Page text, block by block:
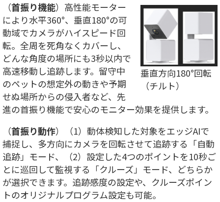
垂直方向180°回転
（チルト）
（首振り機能）高性能モーター
により水平360°、垂直180°の可
動域でカメラがハイスピード回
転。全周を死角なくカバーし、
どんな角度の場所にも3秒以内で
高速移動し追跡します。留守中
のペットの想定外の動きや予期
せぬ場所からの侵入者など、先
進の首振り機能で安心のモニター効果を提供します。
（首振り動作）（1）動体検知した対象をエッジAIで
捕捉し、多方向にカメラを回転させて追跡する「自動
追跡」モード、（2）設定した4つのポイントを10秒ご
とに巡回して監視する「クルーズ」モード、どちらか
が選択できます。追跡感度の設定や、クルーズポイン
トのオリジナルプログラム設定も可能。